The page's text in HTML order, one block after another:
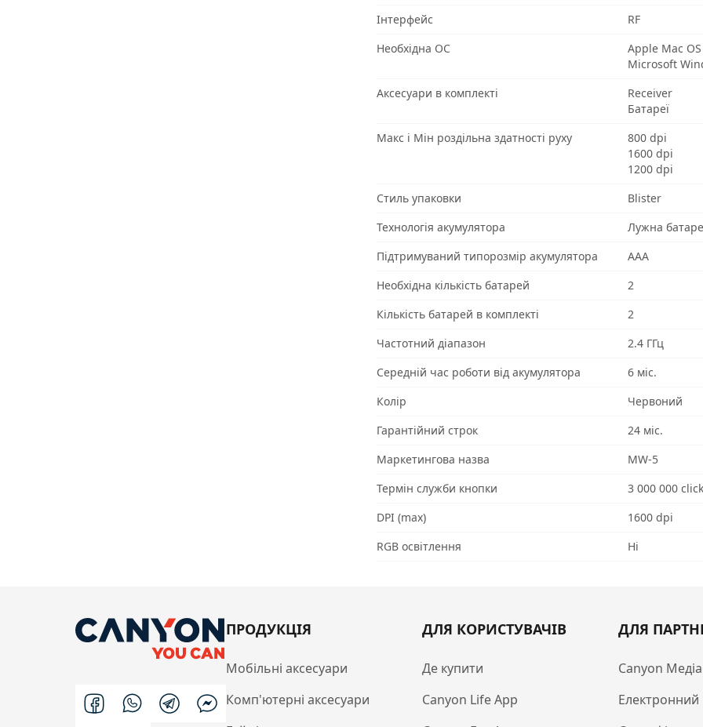
Інтерфейс
RF
Необхідна ОС
Apple Mac OS
Microsoft
Аксесуари в комплекті
Receiver
Батареї
Макс і Мін роздільна здатності руху
800 dpi
1600 dpi
1200 dpi
Стиль упаковки
Blister
Технологія акумулятора
Лужна
Підтримуваний типорозмір акумулятора
AAA
Необхідна кількість батарей
2
Кількість батарей в комплекті
2
Частотний діапазон
2.4 ГГц
Середній час роботи від акумулятора
6 міс.
Колір
Червоний
Гарантійний строк
24 міс.
Маркетингова назва
MW-5
Термін служби кнопки
3 000 000
DPI (max)
1600 dpi
RGB освітлення
Ні
ПРОДУКЦІЯ
Мобільні аксесуари
Комп'ютерні аксесуари
ДЛЯ КОРИСТУВАЧІВ
Де купити
Canyon Life App
ДЛЯ
Canyon
Електронний